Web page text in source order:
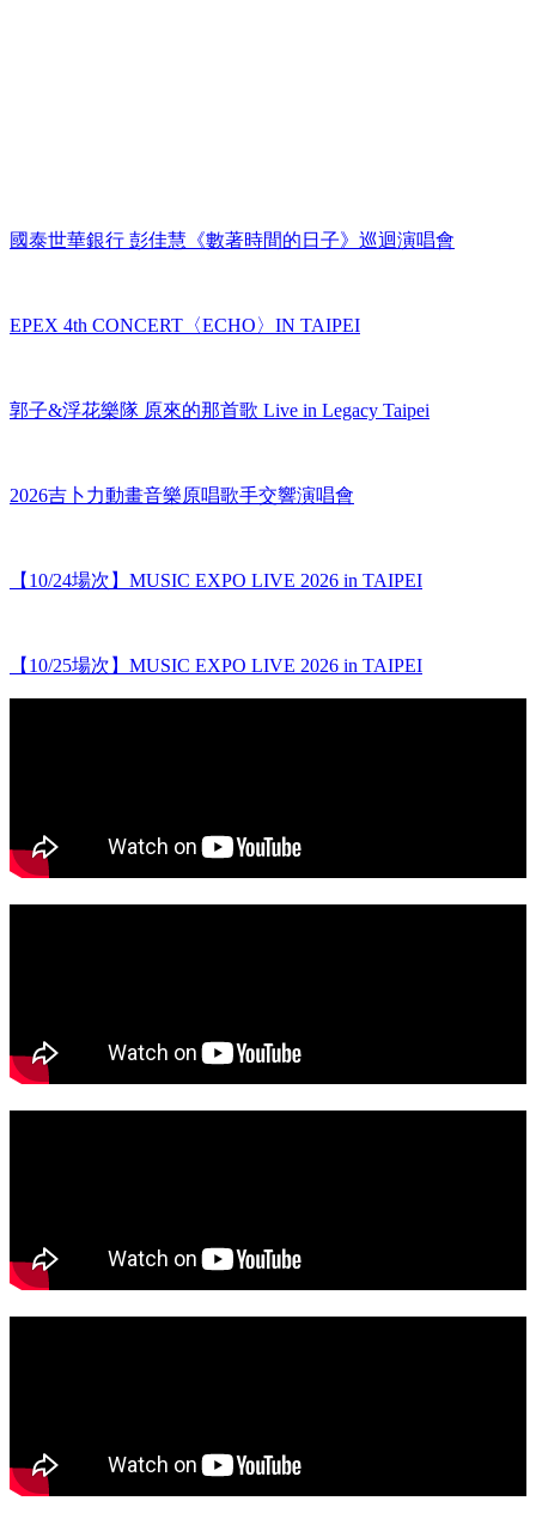
國泰世華銀行 彭佳慧《數著時間的日子》巡迴演唱會
EPEX 4th CONCERT〈ECHO〉IN TAIPEI
郭子&浮花樂隊 原來的那首歌 Live in Legacy Taipei
2026吉卜力動畫音樂原唱歌手交響演唱會